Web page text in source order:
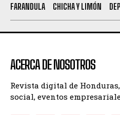
FARANDULA
CHICHA Y LIMÓN
ACERCA DE NOSOTROS
Revista digital de
social, eventos